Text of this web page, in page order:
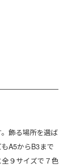
飾る場所を選ば
A5からB3まで
９サイズで７色